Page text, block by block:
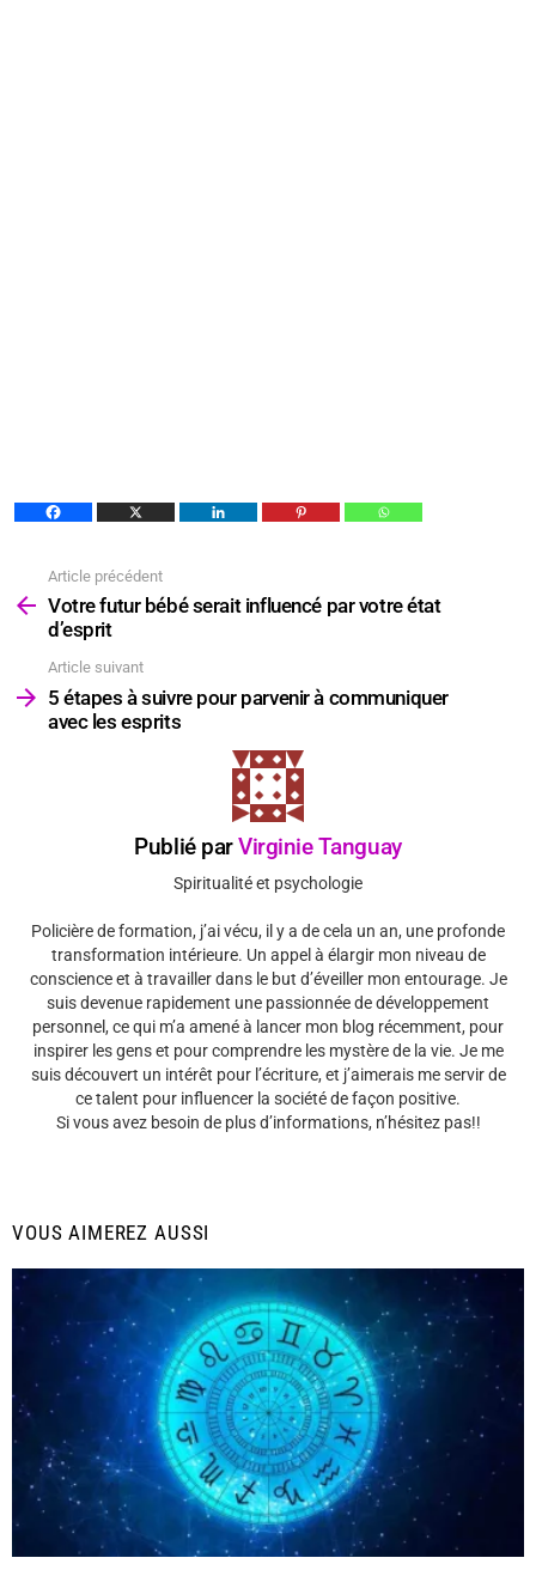
plus
Article précédent
Votre futur bébé serait influencé par votre état
d’esprit
Article suivant
5 étapes à suivre pour parvenir à communiquer
avec les esprits
Publié parVirginie Tanguay
Spiritualité et psychologie
Policière de formation, j’ai vécu, il y a de cela un an, une profonde
transformation intérieure. Un appel à élargir mon niveau de
conscience et à travailler dans le but d’éveiller mon entourage. Je
suis devenue rapidement une passionnée de développement
personnel, ce qui m’a amené à lancer mon blog récemment, pour
inspirer les gens et pour comprendre les mystère de la vie. Je me
suis découvert un intérêt pour l’écriture, et j’aimerais me servir de
ce talent pour influencer la société de façon positive.
Si vous avez besoin de plus d’informations, n’hésitez pas!!
VOUS AIMEREZ AUSSI